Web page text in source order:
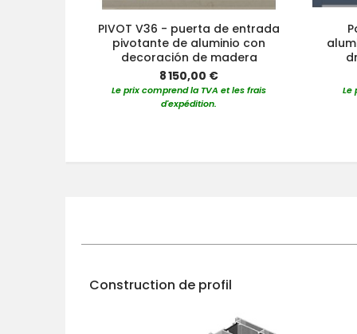
PIVOT V36 - puerta de entrada
pivotante de aluminio con
decoración de madera
8 150,00 €
Le prix comprend la TVA et les frais
d'expédition.
Le